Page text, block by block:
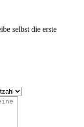
selbst die erste